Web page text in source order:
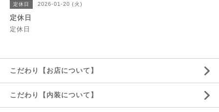
定休日 2026-01-20 (火)
定休日
定休日
こだわり【お店について】
こだわり【内装について】